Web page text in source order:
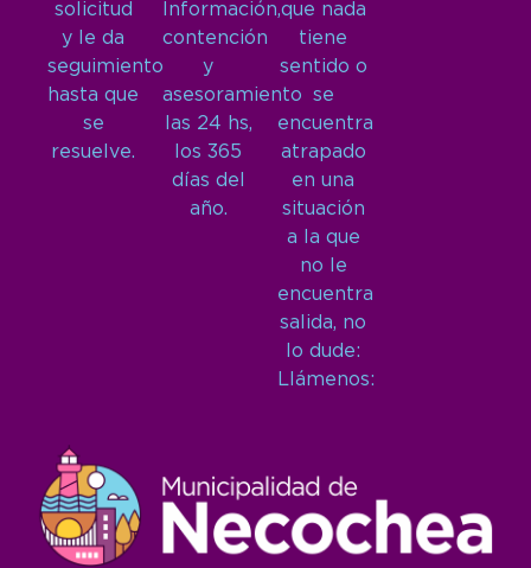
solicitud
y le da
seguimiento
hasta que
se
resuelve.
Información,
contención
y
asesoramiento
las 24 hs,
los 365
días del
año.
que nada
tiene
sentido o
se
encuentra
atrapado
en una
situación
a la que
no le
encuentra
salida, no
lo dude:
Llámenos: